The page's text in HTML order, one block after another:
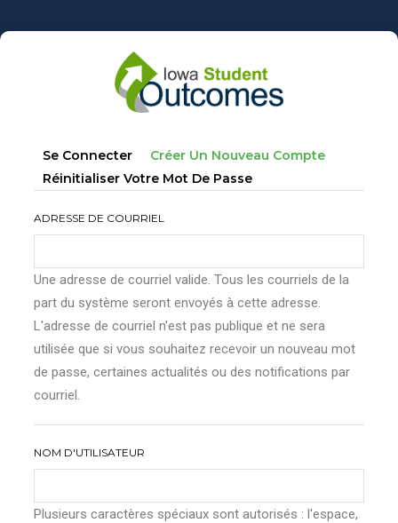
au
Onglets
principaux
Se Connecter Créer Un Nouveau Compte
Réinitialiser Votre Mot De Passe
ADRESSE DE COURRIEL
Une adresse de courriel valide. Tous les courriels de la
part du système seront envoyés à cette adresse.
L'adresse de courriel n'est pas publique et ne sera
utilisée que si vous souhaitez recevoir un nouveau mot
de passe, certaines actualités ou des notifications par
courriel.
NOM D'UTILISATEUR
Plusieurs caractères spéciaux sont autorisés : l'espace,